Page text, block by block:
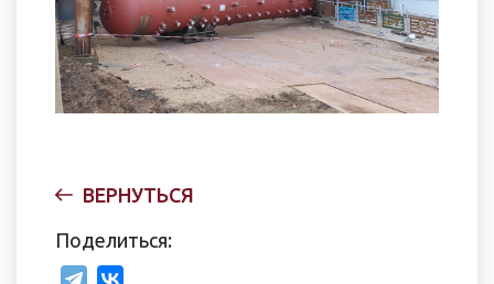
ВЕРНУТЬСЯ
Поделиться: